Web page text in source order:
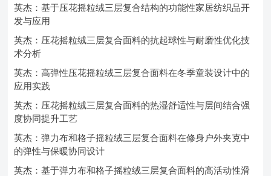
英杰：基于压花摇粒绒三层复合结构的功能性家居纺织品开
发与应用
英杰：压花摇粒绒三层复合面料的抗起球性与耐磨性优化技
术分析
英杰：高弹性压花摇粒绒三层复合面料在冬季童装设计中的
应用实践
英杰：压花摇粒绒三层复合面料的热湿舒适性与层间结合强
度协同提升工艺
英杰：弹力布和格子摇粒绒三层复合面料在修身户外夹克中
的弹性与保暖协同设计
英杰：基于弹力布和格子摇粒绒三层复合面料的高活动性滑